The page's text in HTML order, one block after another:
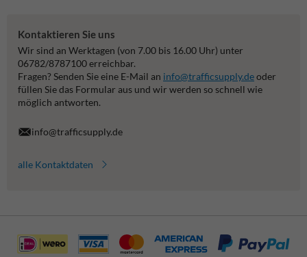
Kontaktieren Sie uns
Wir sind an Werktagen (von 7.00 bis 16.00 Uhr) unter
06782/8787100 erreichbar.
Fragen? Senden Sie eine E-Mail an info@trafficsupply.deoder
füllen Sie das Formular aus und wir werden so schnell wie
möglich antworten.
info@trafficsupply.de
alle Kontaktdaten